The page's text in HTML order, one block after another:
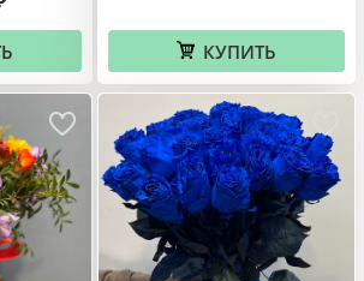
грёзы
Букет кустовых ромашек в
корзине
18 940 ₽